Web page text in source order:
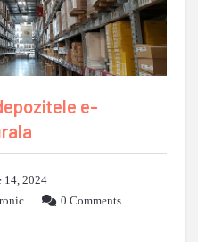
e-
14, 2024
0 Comments